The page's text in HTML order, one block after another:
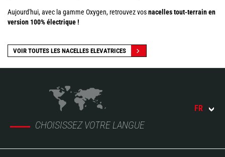
Aujourd'hui, avec la gamme Oxygen, retrouvez vosnacelles tout-terrain en
version 100% électrique !
VOIR TOUTES LES NACELLES ELEVATRICES
CHOISISSEZ VOTRE LANGUE
FR